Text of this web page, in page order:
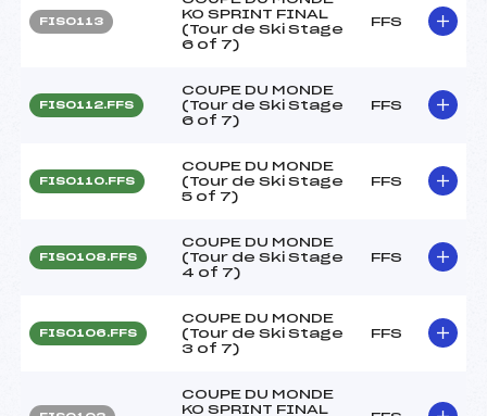
FIS0113
KO SPRINT FINAL
(Tour de Ski Stage
6 of 7)
FFS
FIS0112.FFS
COUPE DU MONDE
(Tour de Ski Stage
6 of 7)
FFS
FIS0110.FFS
COUPE DU MONDE
(Tour de Ski Stage
5 of 7)
FFS
FIS0108.FFS
COUPE DU MONDE
(Tour de Ski Stage
4 of 7)
FFS
FIS0106.FFS
COUPE DU MONDE
(Tour de Ski Stage
3 of 7)
FFS
COUPE DU MONDE
KO SPRINT FINAL